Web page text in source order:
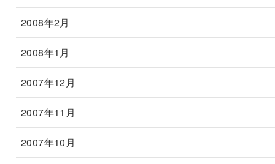
2008年2月
2008年1月
2007年12月
2007年11月
2007年10月